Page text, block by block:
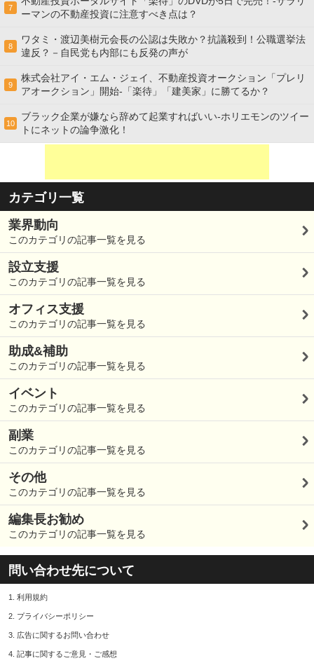
7
ーマンの不動産投資に注意すべき点は？
8
ワタミ・渡辺美樹元会長の公認は失敗か？抗議殺到！公職選挙法
違反？－自民党も内部にも反発の声が
9
株式会社アイ・エム・ジェイ、不動産投資オークション「プレリ
アオークション」開始-「楽待」「建美家」に勝てるか？
10
ブラック企業が嫌なら辞めて起業すればいい-ホリエモンのツイー
トにネットの論争激化！
カテゴリ一覧
業界動向
このカテゴリの記事一覧を見る
設立支援
このカテゴリの記事一覧を見る
オフィス支援
このカテゴリの記事一覧を見る
助成&補助
このカテゴリの記事一覧を見る
イベント
このカテゴリの記事一覧を見る
副業
このカテゴリの記事一覧を見る
その他
このカテゴリの記事一覧を見る
編集長お勧め
このカテゴリの記事一覧を見る
問い合わせ先について
1. 利用規約
2. プライバシーポリシー
3. 広告に関するお問い合わせ
4. 記事に関するご意見・ご感想